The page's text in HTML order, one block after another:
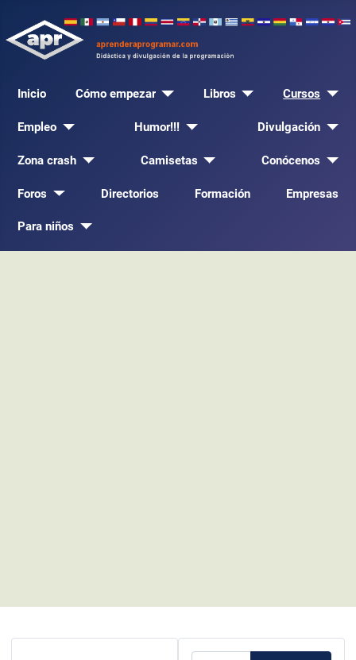
Inicio Cómo empezar Libros Cursos
Empleo Humor!!! Divulgación
Zona crash Camisetas Conócenos
Foros Directorios Formación Empresas
Para niños